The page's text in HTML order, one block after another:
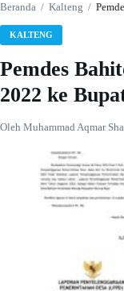
Beranda / Kalteng /
KALTENG
Pemdes
2022 ke
Oleh Muhammad Aqmar